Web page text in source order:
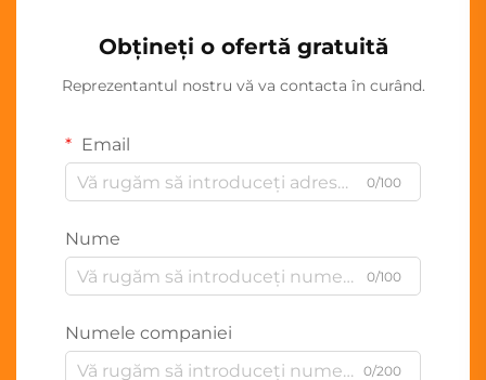
Obțineți o ofertă gratuită
Reprezentantul nostru vă va contacta în curând.
Email
0/100
Nume
0/100
Numele companiei
0/200